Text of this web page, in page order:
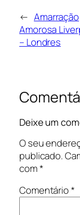
← Amarração
Amorosa
– Londres
Deixe um
O seu
publicado.
com*
Comentário*